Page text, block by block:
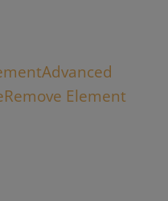
Advanced
Remove Element